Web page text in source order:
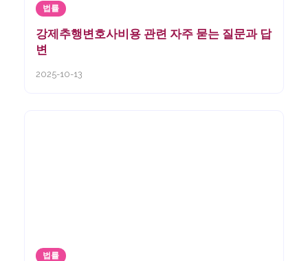
법률
강제추행변호사비용 관련 자주 묻는 질문과 답
변
2025-10-13
법률